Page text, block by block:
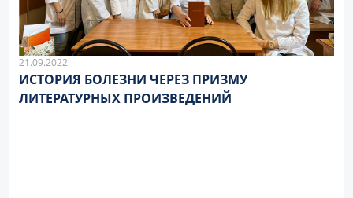
21.09.2022
ИСТОРИЯ БОЛЕЗНИ ЧЕРЕЗ ПРИЗМУ
ЛИТЕРАТУРНЫХ ПРОИЗВЕДЕНИЙ